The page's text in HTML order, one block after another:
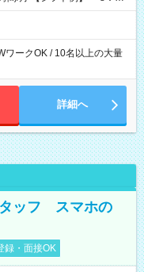
ワークOK / 10名以上の大量
詳細へ
タッフ スマホの
録・面接OK